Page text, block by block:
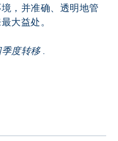
，并准确、透明地管
大益处。
季度转移 .